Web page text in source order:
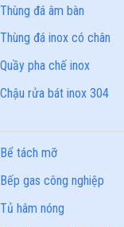
Thùng đá âm bàn
Thùng đá inox có chân
Quầy pha chế inox
Chậu rửa bát inox 304
Bể tách mỡ
Bếp gas công nghiệp
Tủ hâm nóng